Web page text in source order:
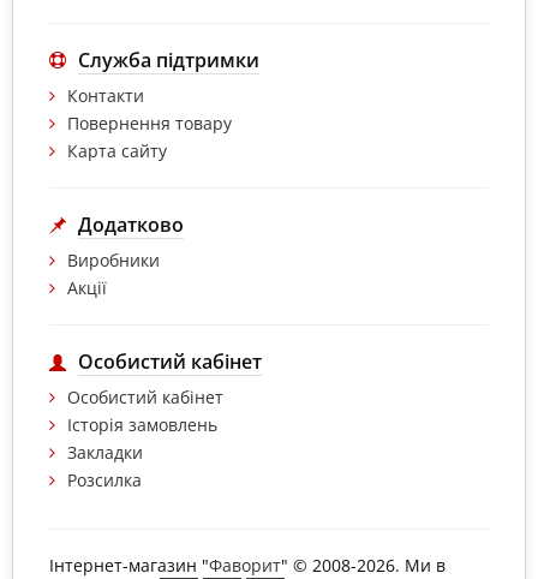
Служба підтримки
Контакти
Повернення товару
Карта сайту
Додатково
Виробники
Акції
Особистий кабінет
Особистий кабінет
Історія замовлень
Закладки
Розсилка
Інтернет-магазин "Фаворит" © 2008-2026. Ми в